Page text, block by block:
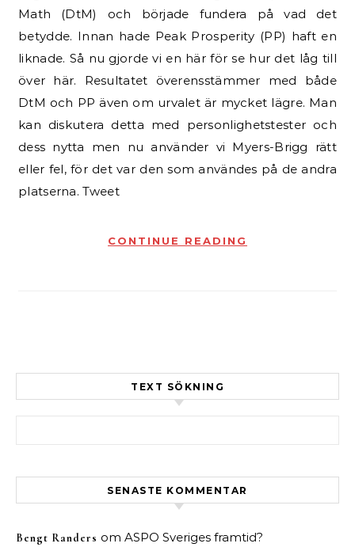
Math (DtM) och började fundera på vad det
betydde. Innan hade Peak Prosperity (PP) haft en
liknade. Så nu gjorde vi en här för se hur det låg till
över här. Resultatet överensstämmer med både
DtM och PP även om urvalet är mycket lägre. Man
kan diskutera detta med personlighetstester och
dess nytta men nu använder vi Myers-Brigg rätt
eller fel, för det var den som användes på de andra
platserna. Tweet
CONTINUE READING
TEXT SÖKNING
SENASTE KOMMENTAR
Bengt Randers om ASPO Sveriges framtid?